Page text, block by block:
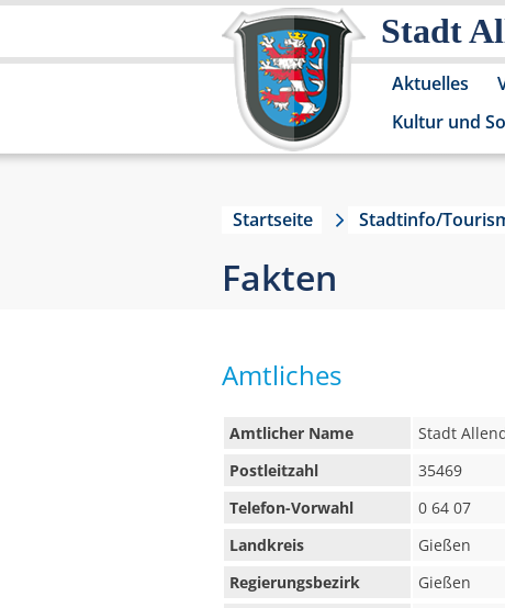
Stadt
Aktuelles
Kultur und
Startseite Stadtinfo/
Fakten
Amtliches
Amtlicher Name
Stadt
Postleitzahl
35469
Telefon-Vorwahl
0 64 07
Landkreis
Gießen
Regierungsbezirk
Gießen